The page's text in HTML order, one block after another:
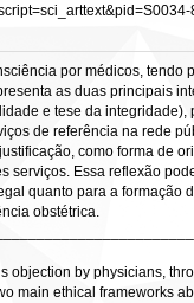
por médicos, tendo
as duas principais
e tese da
de referência na rede
como forma de
serviços. Essa reflexão
quanto para a formação
obstétrica.
objection by physicians,
main ethical frameworks